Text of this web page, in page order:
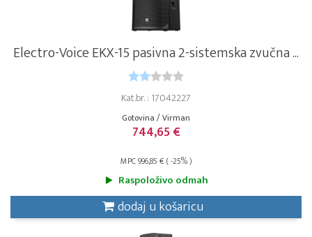
Electro-Voice EKX-15 pasivna 2-sistemska zvučna ...
Kat.br. : 17042227
Gotovina / Virman
744,65 €
MPC 996,85 € ( -25% )
Raspoloživo odmah
dodaj u košaricu